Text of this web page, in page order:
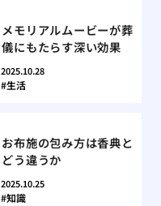
メモリアルムービーが葬
儀にもたらす深い効果
2025.10.28
生活
お布施の包み方は香典と
どう違うか
2025.10.25
知識